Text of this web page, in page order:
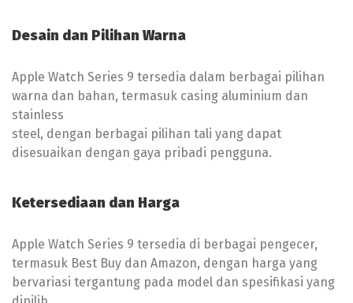
Desain dan Pilihan Warna
Apple Watch Series 9 tersedia dalam berbagai pilihan
warna dan bahan, termasuk casing aluminium dan
stainless
steel, dengan berbagai pilihan tali yang dapat
disesuaikan dengan gaya pribadi pengguna.
Ketersediaan dan Harga
Apple Watch Series 9 tersedia di berbagai pengecer,
termasuk Best Buy dan Amazon, dengan harga yang
bervariasi tergantung pada model dan spesifikasi yang